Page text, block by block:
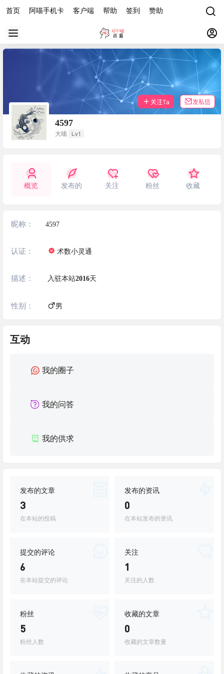
首页 阿喵手机卡 客户端 帮助 签到 赞助
4597
大喵 Lv1
关注Ta 发私信
概览 发布的 关注 粉丝 收藏
昵称： 4597
认证： 术数小灵通
描述： 入驻本站2016天
性别： 男
互动
我的圈子
我的问答
我的供求
发布的文章
3
在本站的投稿
发布的资讯
0
在本站发布的资讯
提交的评论
6
在本站提交的评论
关注
1
关注的人数
粉丝
5
粉丝人数
收藏的文章
0
收藏的文章数量